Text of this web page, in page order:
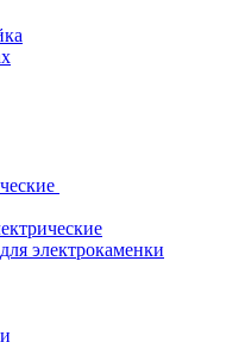
электрокаменки